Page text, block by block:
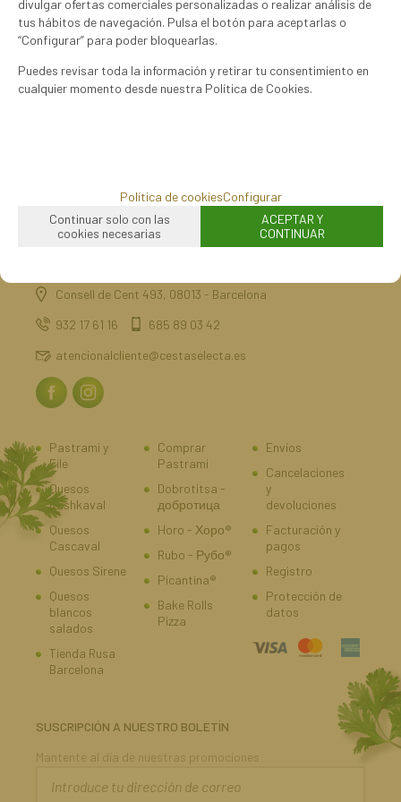
Consell de Cent 493, 08013 - Barcelona
932 17 61 16
685 89 03 42
atencionalcliente@cestaselecta.es
Pastrami y
File
Quesos
Kashkaval
Quesos
Cascaval
Quesos Sirene
Quesos
blancos
salados
Tienda Rusa
Barcelona
Comprar
Pastrami
Dobrotitsa -
добротица
Horo - Хоро®
Rubo - Рубо®
Picantina®
Bake Rolls
Pizza
Envíos
Cancelaciones
y
devoluciones
Facturación y
pagos
Registro
Protección de
datos
SUSCRIPCIÓN A NUESTRO BOLETÍN
Mantente al día de nuestras promociones
divulgar ofertas comerciales personalizadas o realizar análisis de
tus hábitos de navegación. Pulsa el botón para aceptarlas o
“Configurar” para poder bloquearlas.
Puedes revisar toda la información y retirar tu consentimiento en
cualquier momento desde nuestra Política de Cookies.
Política de cookiesConfigurar
Continuar solo con las
cookies necesarias
ACEPTAR Y
CONTINUAR